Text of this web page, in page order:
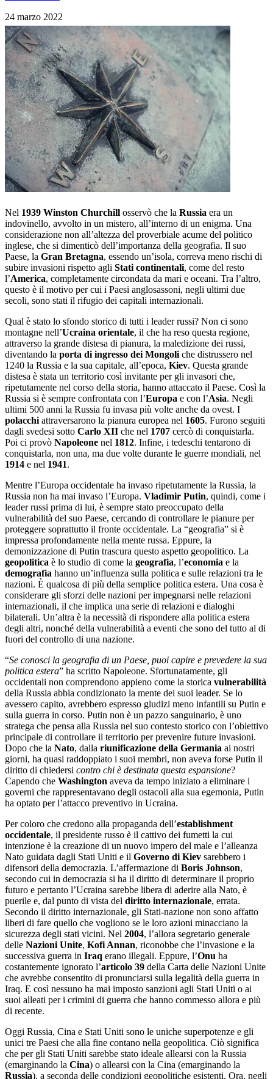
24 marzo 2022
Nel 1939 Winston Churchill osservò che la Russia era un
indovinello, avvolto in un mistero, all’interno di un enigma. Una
considerazione non all’altezza del proverbiale acume del politico
inglese, che si dimenticò dell’importanza della geografia. Il suo
Paese, la Gran Bretagna, essendo un’isola, correva meno rischi di
subire invasioni rispetto agli Stati continentali, come del resto
l’America, completamente circondata da mari e oceani. Tra l’altro,
questo è il motivo per cui i Paesi anglosassoni, negli ultimi due
secoli, sono stati il rifugio dei capitali internazionali.
Qual è stato lo sfondo storico di tutti i leader russi? Non ci sono
montagne nell’Ucraina orientale, il che ha reso questa regione,
attraverso la grande distesa di pianura, la maledizione dei russi,
diventando la porta di ingresso dei Mongoli che distrussero nel
1240 la Russia e la sua capitale, all’epoca, Kiev. Questa grande
distesa è stata un territorio così invitante per gli invasori che,
ripetutamente nel corso della storia, hanno attaccato il Paese. Così la
Russia si è sempre confrontata con l’Europa e con l’Asia. Negli
ultimi 500 anni la Russia fu invasa più volte anche da ovest. I
polacchi attraversarono la pianura europea nel 1605. Furono seguiti
dagli svedesi sotto Carlo XII che nel 1707 cercò di conquistarla.
Poi ci provò Napoleone nel 1812. Infine, i tedeschi tentarono di
conquistarla, non una, ma due volte durante le guerre mondiali, nel
1914 e nel 1941.
Mentre l’Europa occidentale ha invaso ripetutamente la Russia, la
Russia non ha mai invaso l’Europa. Vladimir Putin, quindi, come i
leader russi prima di lui, è sempre stato preoccupato della
vulnerabilità del suo Paese, cercando di controllare le pianure per
proteggere soprattutto il fronte occidentale. La “geografia” si è
impressa profondamente nella mente russa. Eppure, la
demonizzazione di Putin trascura questo aspetto geopolitico. La
geopolitica è lo studio di come la geografia, l’economia e la
demografia hanno un’influenza sulla politica e sulle relazioni tra le
nazioni. È qualcosa di più della semplice politica estera. Una cosa è
considerare gli sforzi delle nazioni per impegnarsi nelle relazioni
internazionali, il che implica una serie di relazioni e dialoghi
bilaterali. Un’altra è la necessità di rispondere alla politica estera
degli altri, nonché della vulnerabilità a eventi che sono del tutto al di
fuori del controllo di una nazione.
“Se conosci la geografia di un Paese, puoi capire e prevedere la sua
politica estera” ha scritto Napoleone. Sfortunatamente, gli
occidentali non comprendono appieno come la storica vulnerabilità
della Russia abbia condizionato la mente dei suoi leader. Se lo
avessero capito, avrebbero espresso giudizi meno infantili su Putin e
sulla guerra in corso. Putin non è un pazzo sanguinario, è uno
stratega che pensa alla Russia nel suo contesto storico con l’obiettivo
principale di controllare il territorio per prevenire future invasioni.
Dopo che la Nato, dalla riunificazione della Germania ai nostri
giorni, ha quasi raddoppiato i suoi membri, non aveva forse Putin il
diritto di chiedersi contro chi è destinata questa espansione?
Capendo che Washington aveva da tempo iniziato a eliminare i
governi che rappresentavano degli ostacoli alla sua egemonia, Putin
ha optato per l’attacco preventivo in Ucraina.
Per coloro che credono alla propaganda dell’establishment
occidentale, il presidente russo è il cattivo dei fumetti la cui
intenzione è la creazione di un nuovo impero del male e l’alleanza
Nato guidata dagli Stati Uniti e il Governo di Kiev sarebbero i
difensori della democrazia. L’affermazione di Boris Johnson,
secondo cui in democrazia si ha il diritto di determinare il proprio
futuro e pertanto l’Ucraina sarebbe libera di aderire alla Nato, è
puerile e, dal punto di vista del diritto internazionale, errata.
Secondo il diritto internazionale, gli Stati-nazione non sono affatto
liberi di fare quello che vogliono se le loro azioni minacciano la
sicurezza degli stati vicini. Nel 2004, l’allora segretario generale
delle Nazioni Unite, Kofi Annan, riconobbe che l’invasione e la
successiva guerra in Iraq erano illegali. Eppure, l’Onu ha
costantemente ignorato l’articolo 39 della Carta delle Nazioni Unite
che avrebbe consentito di pronunciarsi sulla legalità della guerra in
Iraq. E così nessuno ha mai imposto sanzioni agli Stati Uniti o ai
suoi alleati per i crimini di guerra che hanno commesso allora e più
di recente.
Oggi Russia, Cina e Stati Uniti sono le uniche superpotenze e gli
unici tre Paesi che alla fine contano nella geopolitica. Ciò significa
che per gli Stati Uniti sarebbe stato ideale allearsi con la Russia
(emarginando la Cina) o allearsi con la Cina (emarginando la
Russia), a seconda delle condizioni geopolitiche esistenti. Ora, negli